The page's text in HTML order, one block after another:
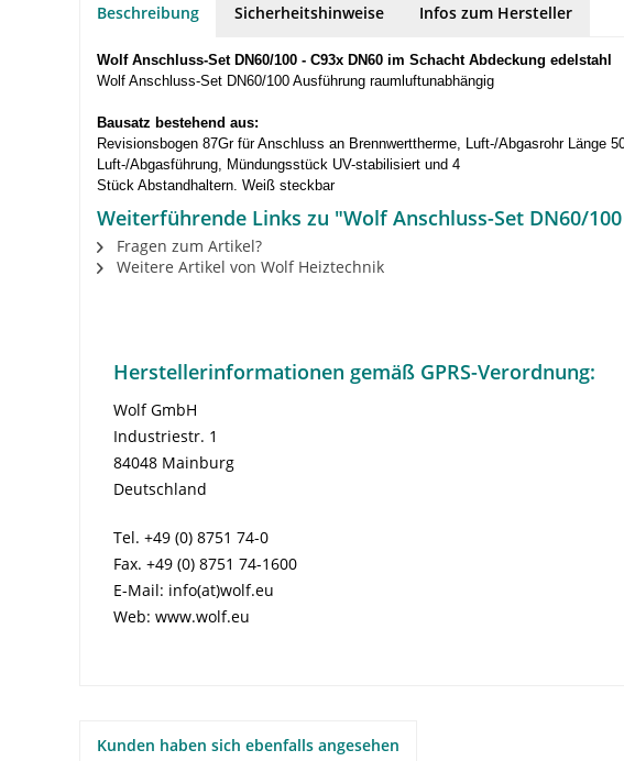
Beschreibung Sicherheitshinweise Infos zum Hersteller
Wolf Anschluss-Set DN60/100 - C93x DN60 im Schacht Abdeckung edelstahl
Wolf Anschluss-Set DN60/100 Ausführung raumluftunabhängig
Bausatz bestehend aus:
Revisionsbogen 87Gr für Anschluss an Brennwerttherme, Luft-/Abgasrohr
Luft-/Abgasführung, Mündungsstück UV-stabilisiert und 4
Stück Abstandhaltern. Weiß steckbar
Weiterführende Links zu "Wolf Anschluss-Set DN60/
Fragen zum Artikel?
Weitere Artikel von Wolf Heiztechnik
Herstellerinformationen gemäß GPRS-Verordnung:
Wolf GmbH
Industriestr. 1
84048 Mainburg
Deutschland
Tel. +49 (0) 8751 74-0
Fax. +49 (0) 8751 74-1600
E-Mail: info(at)wolf.eu
Web: www.wolf.eu
Kunden haben sich ebenfalls angesehen